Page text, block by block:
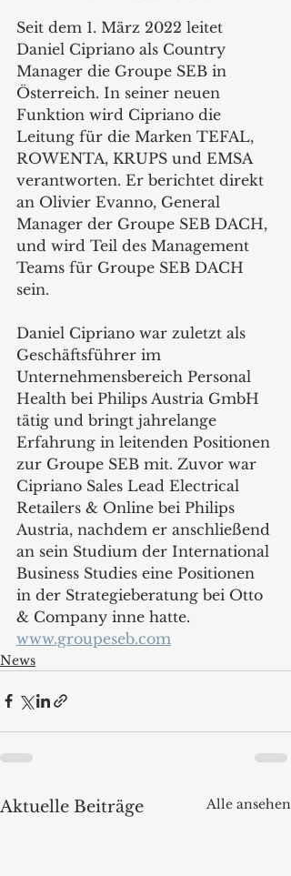
Seit dem 1. März 2022 leitet
Daniel Cipriano als Country
Manager die Groupe SEB in
Österreich. In seiner neuen
Funktion wird Cipriano die
Leitung für die Marken TEFAL,
ROWENTA, KRUPS und EMSA
verantworten. Er berichtet direkt
an Olivier Evanno, General
Manager der Groupe SEB DACH,
und wird Teil des Management
Teams für Groupe SEB DACH
sein.
Daniel Cipriano war zuletzt als
Geschäftsführer im
Unternehmensbereich Personal
Health bei Philips Austria GmbH
tätig und bringt jahrelange
Erfahrung in leitenden Positionen
zur Groupe SEB mit. Zuvor war
Cipriano Sales Lead Electrical
Retailers & Online bei Philips
Austria, nachdem er anschließend
an sein Studium der International
Business Studies eine Positionen
in der Strategieberatung bei Otto
& Company inne hatte.
www.groupeseb.com
News
Aktuelle Beiträge Alle ansehen